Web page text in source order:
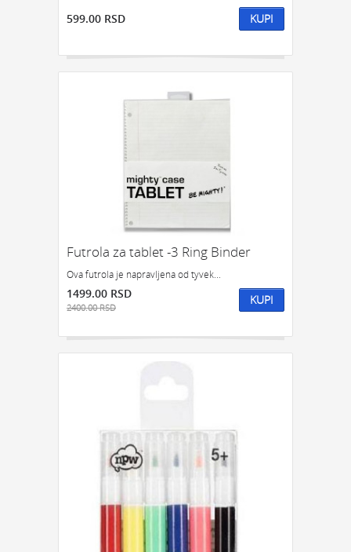
599.00 RSD KUPI
Futrola za tablet -3 Ring Binder
Ova futrola je napravljena od tyvek...
1499.00 RSD
2400.00 RSD
KUPI